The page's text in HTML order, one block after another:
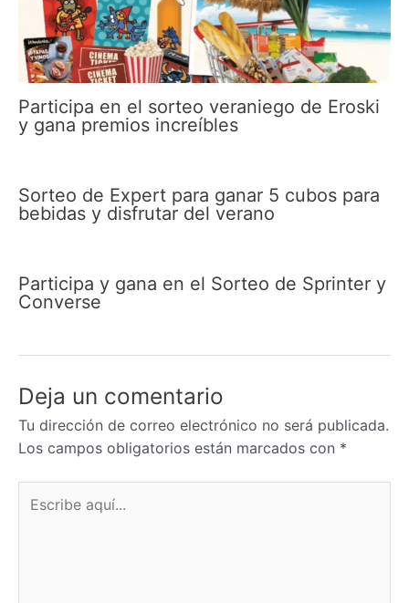
Participa en el sorteo veraniego de Eroski
y gana premios increíbles
Sorteo de Expert para ganar 5 cubos para
bebidas y disfrutar del verano
Participa y gana en el Sorteo de Sprinter y
Converse
Deja un comentario
Tu dirección de correo electrónico no será publicada.
Los campos obligatorios están marcados con *
aquí...